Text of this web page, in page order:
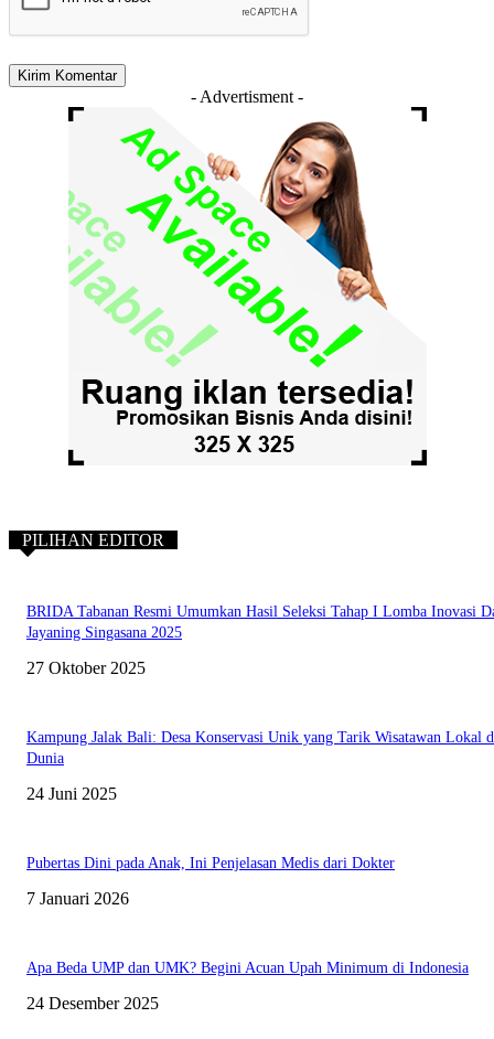
- Advertisment -
PILIHAN EDITOR
BRIDA Tabanan Resmi Umumkan Hasil Seleksi Tahap I Lomba Inovasi
Jayaning Singasana 2025
27 Oktober 2025
Kampung Jalak Bali: Desa Konservasi Unik yang Tarik Wisatawan Lokal
Dunia
24 Juni 2025
Pubertas Dini pada Anak, Ini Penjelasan Medis dari Dokter
7 Januari 2026
Apa Beda UMP dan UMK? Begini Acuan Upah Minimum di Indonesia
24 Desember 2025